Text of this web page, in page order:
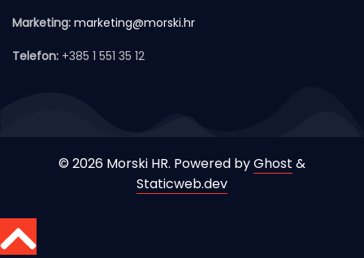
Marketing: marketing@morski.hr
Telefon: +385 1 551 35 12
© 2026 Morski HR. Powered byGhost &
Staticweb.dev